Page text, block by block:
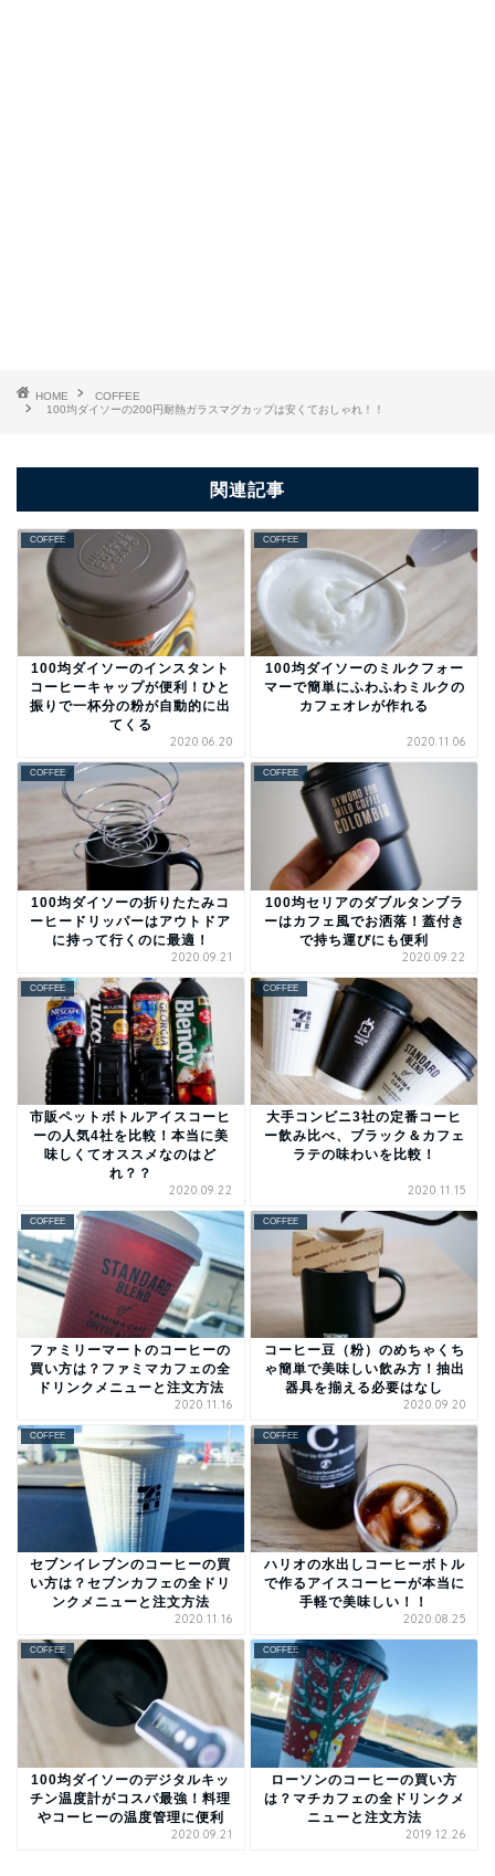
HOME
COFFEE
100均ダイソーの200円耐熱ガラスマグカップは安くておしゃれ！！
関連記事
COFFEE
100均ダイソーのインスタント
コーヒーキャップが便利！ひと
振りで一杯分の粉が自動的に出
てくる
2020.06.20
COFFEE
100均ダイソーのミルクフォー
マーで簡単にふわふわミルクの
カフェオレが作れる
2020.11.06
COFFEE
100均ダイソーの折りたたみコ
ーヒードリッパーはアウトドア
に持って行くのに最適！
2020.09.21
COFFEE
100均セリアのダブルタンブラ
ーはカフェ風でお洒落！蓋付き
で持ち運びにも便利
2020.09.22
COFFEE
市販ペットボトルアイスコーヒ
ーの人気4社を比較！本当に美
味しくてオススメなのはど
れ？？
2020.09.22
COFFEE
大手コンビニ3社の定番コーヒ
ー飲み比べ、ブラック＆カフェ
ラテの味わいを比較！
2020.11.15
COFFEE
ファミリーマートのコーヒーの
買い方は？ファミマカフェの全
ドリンクメニューと注文方法
2020.11.16
COFFEE
コーヒー豆（粉）のめちゃくち
ゃ簡単で美味しい飲み方！抽出
器具を揃える必要はなし
2020.09.20
COFFEE
セブンイレブンのコーヒーの買
い方は？セブンカフェの全ドリ
ンクメニューと注文方法
2020.11.16
COFFEE
ハリオの水出しコーヒーボトル
で作るアイスコーヒーが本当に
手軽で美味しい！！
2020.08.25
COFFEE
100均ダイソーのデジタルキッ
チン温度計がコスパ最強！料理
やコーヒーの温度管理に便利
2020.09.21
COFFEE
ローソンのコーヒーの買い方
は？マチカフェの全ドリンクメ
ニューと注文方法
2019.12.26